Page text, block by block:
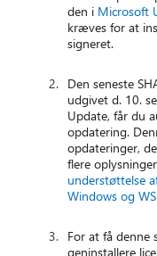
den i Microsoft
kræves for at
signeret.
Den seneste
udgivet d. 10.
Update, får du
opdatering.
opdateringer,
flere
understøttelse
Windows og
For at få denne
geninstallere